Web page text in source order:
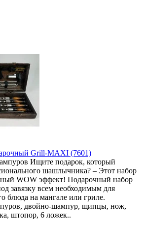
Grill-MAXI (7601)
Ищите подарок, который
шашлычника? – Этот набор
WOW эффект! Подарочный набор
завязку всем необходимым для
блюда на мангале или гриле.
двойно-шампур, щипцы, нож,
штопор, 6 ложек..